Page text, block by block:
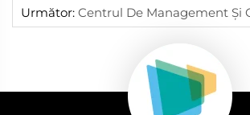
Următor: Centrul De Management Și Operare Al Orașului